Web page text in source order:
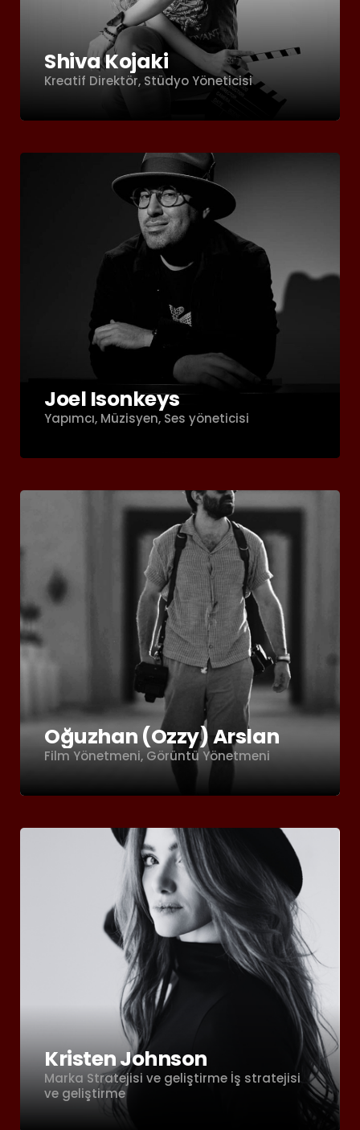
Shiva Kojaki
Kreatif Direktör, Stüdyo Yöneticisi
Joel Isonkeys
Yapımcı, Müzisyen, Ses yöneticisi
Oğuzhan (Ozzy) Arslan
Film Yönetmeni, Görüntü Yönetmeni
Kristen Johnson
Marka Stratejisi ve geliştirme İş stratejisi
ve geliştirme